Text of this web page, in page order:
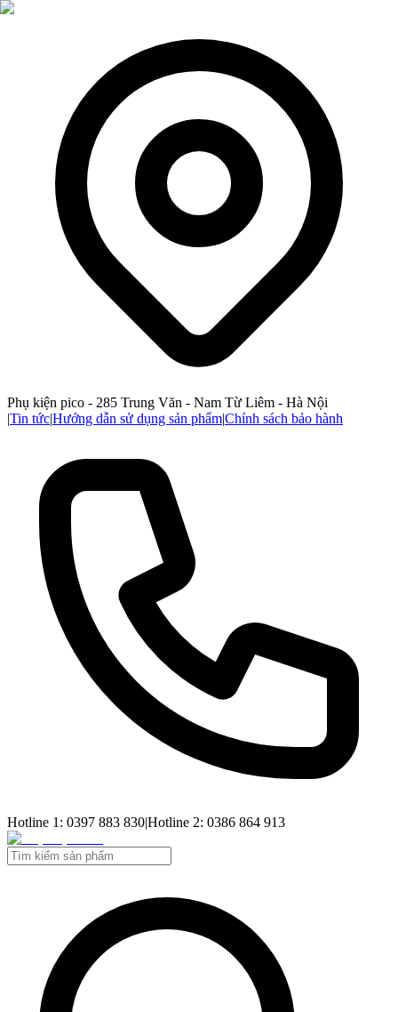
Phụ kiện pico - 285 Trung Văn - Nam Từ Liêm - Hà Nội
|Tin tức|Hướng dẫn sử dụng sản phẩm|Chính sách bảo hành
Hotline 1: 0397 883 830|Hotline 2: 0386 864 913